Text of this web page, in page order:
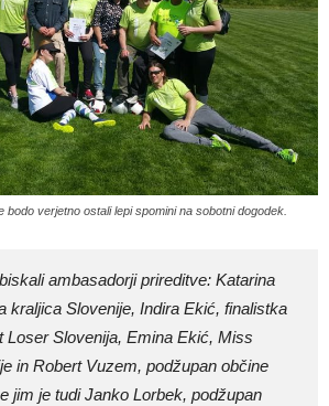
bodo verjetno ostali lepi spomini na sobotni dogodek.
ambasadorji prireditve: Katarina
kraljica Slovenije, Indira Ekić, finalistka
Loser Slovenija, Emina Ekić, Miss
in Robert Vuzem, podžupan občine
jim je tudi Janko Lorbek, podžupan